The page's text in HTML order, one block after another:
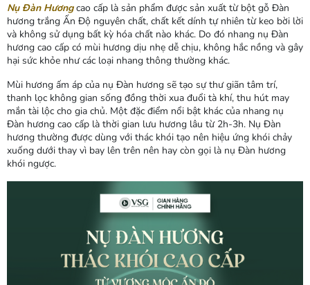
Nụ Đàn Hươngcao cấp là sản phẩm được sản xuất từ bột gỗ Đàn
hương trắng Ấn Độ nguyên chất, chất kết dính tự nhiên từ keo bời lời
và không sử dụng bất kỳ hóa chất nào khác. Do đó nhang nụ Đàn
hương cao cấp có mùi hương dịu nhẹ dễ chịu, không hắc nồng và gây
hại sức khỏe như các loại nhang thông thường khác.
Mùi hương ấm áp của nụ Đàn hương sẽ tạo sự thư giãn tâm trí,
thanh lọc không gian sống đồng thời xua đuổi tà khí, thu hút may
mắn tài lộc cho gia chủ. Một đặc điểm nổi bật khác của nhang nụ
Đàn hương cao cấp là thời gian lưu hương lâu từ 2h-3h. Nụ Đàn
hương thường được dùng với thác khói tạo nên hiệu ứng khói chảy
xuống dưới thay vì bay lên trên nên hay còn gọi là nụ Đàn hương
khói ngược.